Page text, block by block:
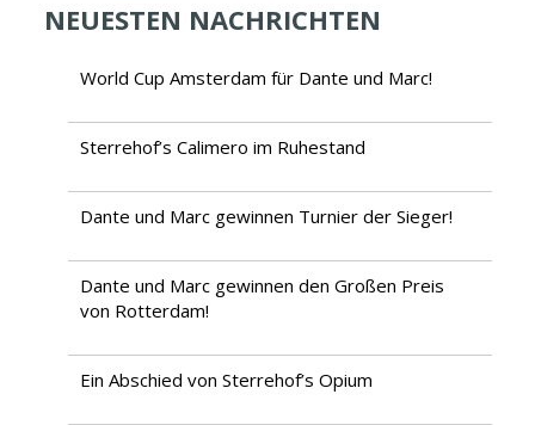
NEUESTEN NACHRICHTEN
World Cup Amsterdam für Dante und Marc!
Sterrehof’s Calimero im Ruhestand
Dante und Marc gewinnen Turnier der Sieger!
Dante und Marc gewinnen den Großen Preis
von Rotterdam!
Ein Abschied von Sterrehof’s Opium